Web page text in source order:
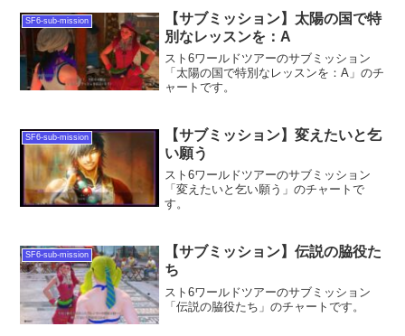
SF6-sub-mission
【サブミッション】太陽の国で特
別なレッスンを：A
スト6ワールドツアーのサブミッション
「太陽の国で特別なレッスンを：A」のチ
ャートです。
SF6-sub-mission
【サブミッション】変えたいと乞
い願う
スト6ワールドツアーのサブミッション
「変えたいと乞い願う」のチャートで
す。
SF6-sub-mission
【サブミッション】伝説の脇役た
ち
スト6ワールドツアーのサブミッション
「伝説の脇役たち」のチャートです。